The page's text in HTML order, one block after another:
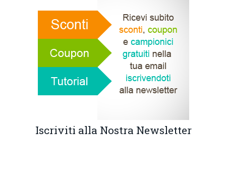
Iscriviti alla Nostra Newsletter